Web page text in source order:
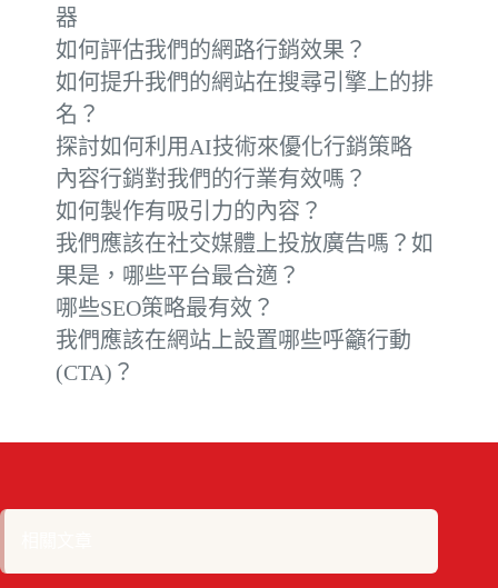
器
如何評估我們的網路行銷效果？
如何提升我們的網站在搜尋引擎上的排
名？
探討如何利用AI技術來優化行銷策略
內容行銷對我們的行業有效嗎？
如何製作有吸引力的內容？
我們應該在社交媒體上投放廣告嗎？如
果是，哪些平台最合適？
哪些SEO策略最有效？
我們應該在網站上設置哪些呼籲行動
(CTA)？